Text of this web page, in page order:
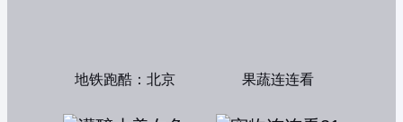
地铁跑酷：北京 果蔬连连看